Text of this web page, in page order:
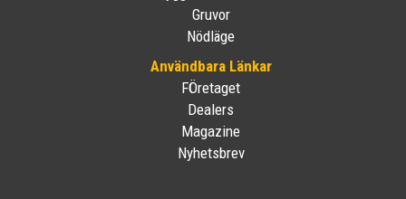
Gruvor
Nödläge
Användbara Länkar
FÖretaget
Dealers
Magazine
Nyhetsbrev